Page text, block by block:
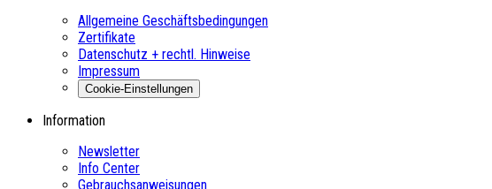
Allgemeine Geschäftsbedingungen
Zertifikate
Datenschutz + rechtl. Hinweise
Impressum
Cookie-Einstellungen
Information
Newsletter
Info Center
Gebrauchsanweisungen